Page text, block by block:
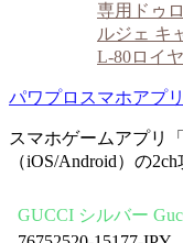
専用ドゥ
ルジェ キ
L-80ロイ
パワプロスマホアプ
スマホゲームアプリ
（iOS/Android）の
GUCCI シルバー